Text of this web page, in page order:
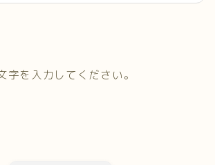
字を入力してください。